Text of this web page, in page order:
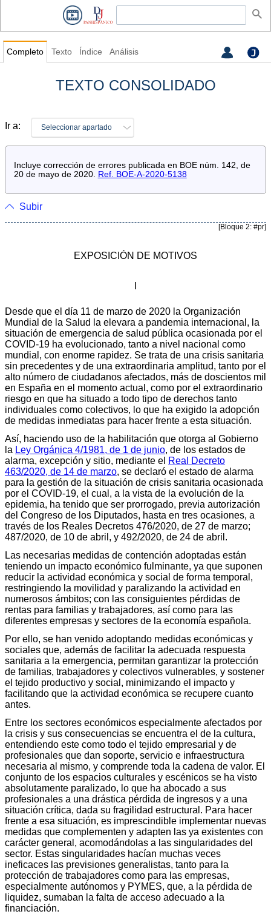
Completo Texto Índice Análisis
TEXTO CONSOLIDADO
Ir a: Seleccionar apartado
Incluye corrección de errores publicada en BOE núm. 142, de
20 de mayo de 2020.
Ref. BOE-A-2020-5138
Subir
[Bloque 2: #pr]
EXPOSICIÓN DE MOTIVOS
Desde que el día 11 de marzo de 2020 la Organización
Mundial de la Salud la elevara a pandemia internacional, la
situación de emergencia de salud pública ocasionada por el
COVID-19 ha evolucionado, tanto a nivel nacional como
mundial, con enorme rapidez. Se trata de una crisis sanitaria
sin precedentes y de una extraordinaria amplitud, tanto por el
alto número de ciudadanos afectados, más de doscientos mil
en España en el momento actual, como por el extraordinario
riesgo en que ha situado a todo tipo de derechos tanto
individuales como colectivos, lo que ha exigido la adopción
de medidas inmediatas para hacer frente a esta situación.
Así, haciendo uso de la habilitación que otorga al Gobierno
la Ley Orgánica 4/1981, de 1 de junio, de los estados de
alarma, excepción y sitio, mediante el Real Decreto
463/2020, de 14 de marzo, se declaró el estado de alarma
para la gestión de la situación de crisis sanitaria ocasionada
por el COVID-19, el cual, a la vista de la evolución de la
epidemia, ha tenido que ser prorrogado, previa autorización
del Congreso de los Diputados, hasta en tres ocasiones, a
través de los Reales Decretos 476/2020, de 27 de marzo;
487/2020, de 10 de abril, y 492/2020, de 24 de abril.
Las necesarias medidas de contención adoptadas están
teniendo un impacto económico fulminante, ya que suponen
reducir la actividad económica y social de forma temporal,
restringiendo la movilidad y paralizando la actividad en
numerosos ámbitos; con las consiguientes pérdidas de
rentas para familias y trabajadores, así como para las
diferentes empresas y sectores de la economía española.
Por ello, se han venido adoptando medidas económicas y
sociales que, además de facilitar la adecuada respuesta
sanitaria a la emergencia, permitan garantizar la protección
de familias, trabajadores y colectivos vulnerables, y sostener
el tejido productivo y social, minimizando el impacto y
facilitando que la actividad económica se recupere cuanto
antes.
Entre los sectores económicos especialmente afectados por
la crisis y sus consecuencias se encuentra el de la cultura,
entendiendo este como todo el tejido empresarial y de
profesionales que dan soporte, servicio e infraestructura
necesaria al mismo, y comprende toda la cadena de valor. El
conjunto de los espacios culturales y escénicos se ha visto
absolutamente paralizado, lo que ha abocado a sus
profesionales a una drástica pérdida de ingresos y a una
situación crítica, dada su fragilidad estructural. Para hacer
frente a esa situación, es imprescindible implementar nuevas
medidas que complementen y adapten las ya existentes con
carácter general, acomodándolas a las singularidades del
sector. Estas singularidades hacían muchas veces
ineficaces las previsiones generalistas, tanto para la
protección de trabajadores como para las empresas,
especialmente autónomos y PYMES, que, a la pérdida de
liquidez, sumaban la falta de acceso adecuado a la
financiación.